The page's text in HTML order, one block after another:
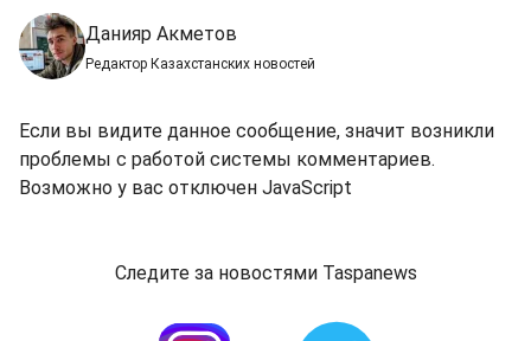
Данияр Акметов
Редактор Казахстанских новостей
Если вы видите данное сообщение, значит возникли
проблемы с работой системы комментариев.
Возможно у вас отключен JavaScript
Следите за новостями Taspanews